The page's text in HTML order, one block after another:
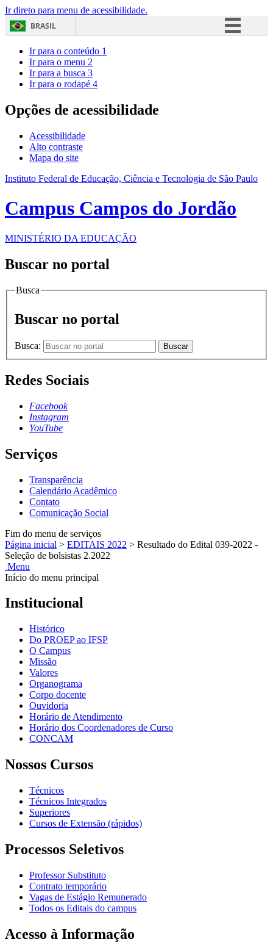
Ir direto para menu de acessibilidade.
BRASIL
Acesso à informação
Ir para o conteúdo 1
Ir para o menu 2
Ir para a busca 3
Ir para o rodapé 4
Opções de acessibilidade
Acessibilidade
Alto contraste
Mapa do site
Instituto Federal de Educação, Ciência e Tecnologia de São Paulo
Campus Campos do Jordão
MINISTÉRIO DA EDUCAÇÃO
Buscar no portal
Busca
Buscar no portal
Busca: Buscar
Redes Sociais
Facebook
Instagram
YouTube
Serviços
Transparência
Calendário Acadêmico
Contato
Comunicação Social
Fim do menu de serviços
Página inicial > EDITAIS 2022 > Resultado do Edital 039-2022 -
Seleção de bolsistas 2.2022
Menu
Início do menu principal
Institucional
Histórico
Do PROEP ao IFSP
O Campus
Missão
Valores
Organograma
Corpo docente
Ouvidoria
Horário de Atendimento
Horário dos Coordenadores de Curso
CONCAM
Nossos Cursos
Técnicos
Técnicos Integrados
Superiores
Cursos de Extensão (rápidos)
Processos Seletivos
Professor Substituto
Contrato temporário
Vagas de Estágio Remunerado
Todos os Editais do campus
Acesso à Informação